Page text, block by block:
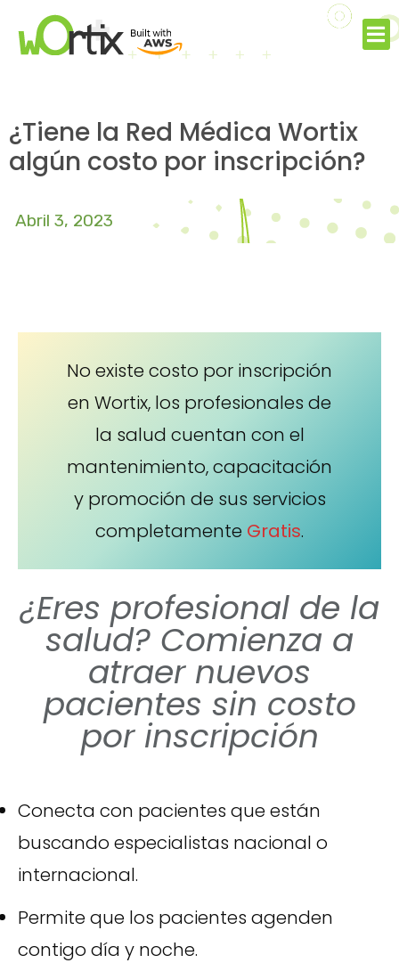
¿Tiene la Red Médica Wortix
algún costo por inscripción?
Abril 3, 2023
No existe costo por inscripción
en Wortix, los profesionales de
la salud cuentan con el
mantenimiento, capacitación
y promoción de sus servicios
completamente Gratis.
¿Eres profesional de la
salud? Comienza a
atraer nuevos
pacientes sin costo
por inscripción
Conecta con pacientes que están
buscando especialistas nacional o
internacional.
Permite que los pacientes agenden
contigo día y noche.